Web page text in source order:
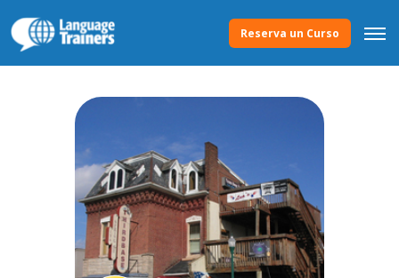
Reserva un Curso